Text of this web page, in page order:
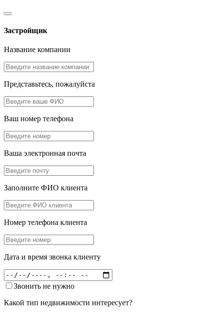
Застройщик
Название компании
Представьтесь, пожалуйста
Ваш номер телефона
Ваша электронная почта
Заполните ФИО клиента
Номер телефона клиента
Дата и время звонка клиенту
Звонить не нужно
Какой тип недвижимости интересует?